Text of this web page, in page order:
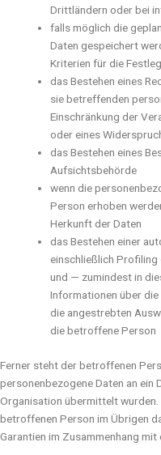
Drittländern oder bei
falls möglich die
Daten gespeichert
Kriterien für die
das Bestehen eines
sie betreffenden
Einschränkung der
oder eines
das Bestehen eines
Aufsichtsbehörde
wenn die
Person erhoben
Herkunft der Daten
das Bestehen einer
einschließlich Profiling
und — zumindest in
Informationen über
die angestrebten
die betroffene Person
Ferner steht der betroffenen
personenbezogene Daten an ein
Organisation übermittelt
betroffenen Person im Übrigen
Garantien im Zusammenhang